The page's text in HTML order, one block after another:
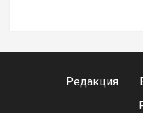
Редакция